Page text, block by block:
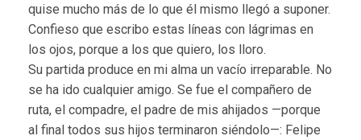
quise mucho más de lo que él mismo llegó a suponer.
Confieso que escribo estas líneas con lágrimas en
los ojos, porque a los que quiero, los lloro.
Su partida produce en mi alma un vacío irreparable. No
se ha ido cualquier amigo. Se fue el compañero de
ruta, el compadre, el padre de mis ahijados —porque
al final todos sus hijos terminaron siéndolo—: Felipe